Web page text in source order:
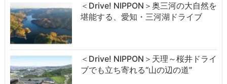
＜Drive! NIPPON＞奥三河の大自然を
堪能する、愛知・三河湖ドライブ
＜Drive! NIPPON＞天理～桜井ドライ
ブでも立ち寄れる“山の辺の道”